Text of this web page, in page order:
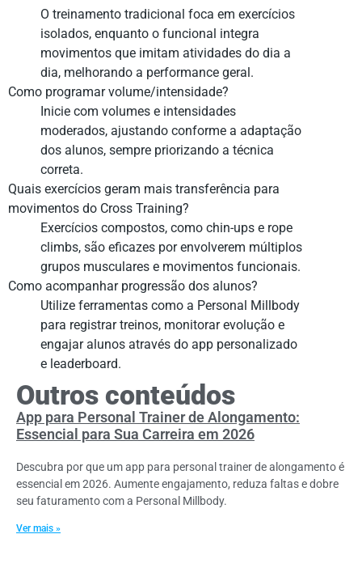
O treinamento tradicional foca em exercícios
isolados, enquanto o funcional integra
movimentos que imitam atividades do dia a
dia, melhorando a performance geral.
Como programar volume/intensidade?
Inicie com volumes e intensidades
moderados, ajustando conforme a adaptação
dos alunos, sempre priorizando a técnica
correta.
Quais exercícios geram mais transferência para
movimentos do Cross Training?
Exercícios compostos, como chin-ups e rope
climbs, são eficazes por envolverem múltiplos
grupos musculares e movimentos funcionais.
Como acompanhar progressão dos alunos?
Utilize ferramentas como a Personal Millbody
para registrar treinos, monitorar evolução e
engajar alunos através do app personalizado
e leaderboard.
Outros conteúdos
App para Personal Trainer de Alongamento:
Essencial para Sua Carreira em 2026
Descubra por que um app para personal trainer de alongamento é
essencial em 2026. Aumente engajamento, reduza faltas e dobre
seu faturamento com a Personal Millbody.
Ver mais »